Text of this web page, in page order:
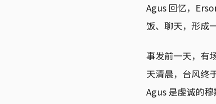
Agus 回忆，
饭、聊天，形成
事发前一天，有
天清晨，台风终
Agus 是虔诚的